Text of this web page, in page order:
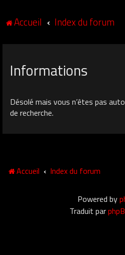
Accueil Index du forum
Informations
Désolé mais vous n’êtes pas
de recherche.
Accueil Index du forum
Powered by
Traduit par